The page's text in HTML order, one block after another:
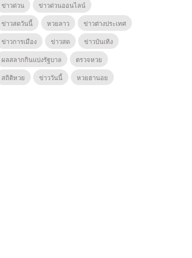
ข่าวด่วน
ข่าวด่วนออนไลน์
ข่าวสดวันนี้
หวยลาว
ข่าวต่างประเทศ
ข่าวการเมือง
ข่าวสด
ข่าวบันเทิง
ผลสลากกินแบ่งรัฐบาล
ตรวจหวย
สถิติหวย
ข่าววันนี้ หวยฮานอย